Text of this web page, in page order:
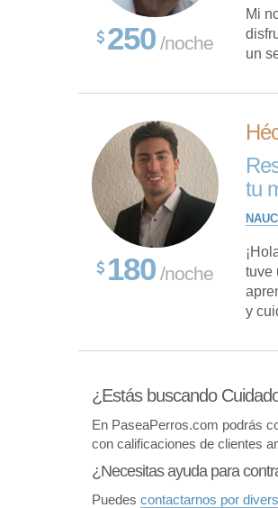
250 /noche
Mi
un
180 /noche
tu
tuve
y
¿Estás buscando
En PaseaPerros.com podrás
con calificaciones de clientes
¿Necesitas ayuda para
Puedes contactarnos por